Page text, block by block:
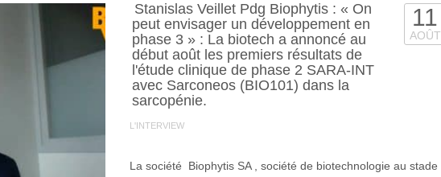
Stanislas Veillet Pdg Biophytis : « On
peut envisager un développement en
phase 3 » : La biotech a annoncé au
début août les premiers résultats de
l'étude clinique de phase 2 SARA-INT
avec Sarconeos (BIO101) dans la
sarcopénie.
L'INTERVIEW
11
AOÛT
La société Biophytis SA , société de biotechnologie au stade